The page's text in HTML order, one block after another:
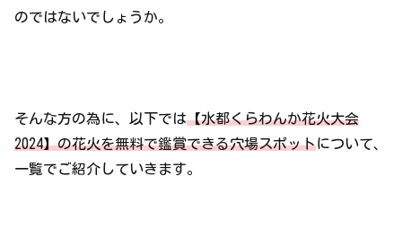
のではないでしょうか。
そんな方の為に、以下では【水都くらわんか花火大会
2024】の花火を無料で鑑賞できる穴場スポットについて、
一覧でご紹介していきます。